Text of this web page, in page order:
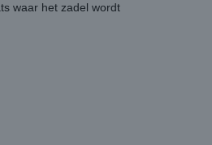
waar het zadel wordt